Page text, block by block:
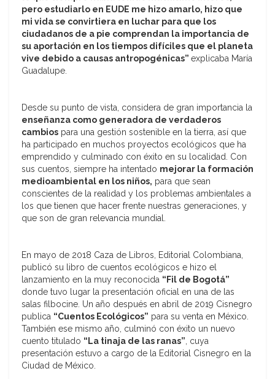
pero estudiarlo en EUDE me hizo amarlo, hizo que
mi vida se convirtiera en luchar para que los
ciudadanos de a pie comprendan la importancia de
su aportación en los tiempos difíciles que el planeta
vive debido a causas antropogénicas” explicaba María
Guadalupe.
Desde su punto de vista, considera de gran importancia la
enseñanza como generadora de verdaderos
cambios para una gestión sostenible en la tierra, así que
ha participado en muchos proyectos ecológicos que ha
emprendido y culminado con éxito en su localidad. Con
sus cuentos, siempre ha intentado mejorar la formación
medioambiental en los niños, para que sean
conscientes de la realidad y los problemas ambientales a
los que tienen que hacer frente nuestras generaciones, y
que son de gran relevancia mundial.
En mayo de 2018 Caza de Libros, Editorial Colombiana,
publicó su libro de cuentos ecológicos e hizo el
lanzamiento en la muy reconocida “Fil de Bogotá”
donde tuvo lugar la presentación oficial en una de las
salas filbocine. Un año después en abril de 2019 Cisnegro
publica “Cuentos Ecológicos” para su venta en México.
También ese mismo año, culminó con éxito un nuevo
cuento titulado “La tinaja de las ranas”, cuya
presentación estuvo a cargo de la Editorial Cisnegro en la
Ciudad de México.